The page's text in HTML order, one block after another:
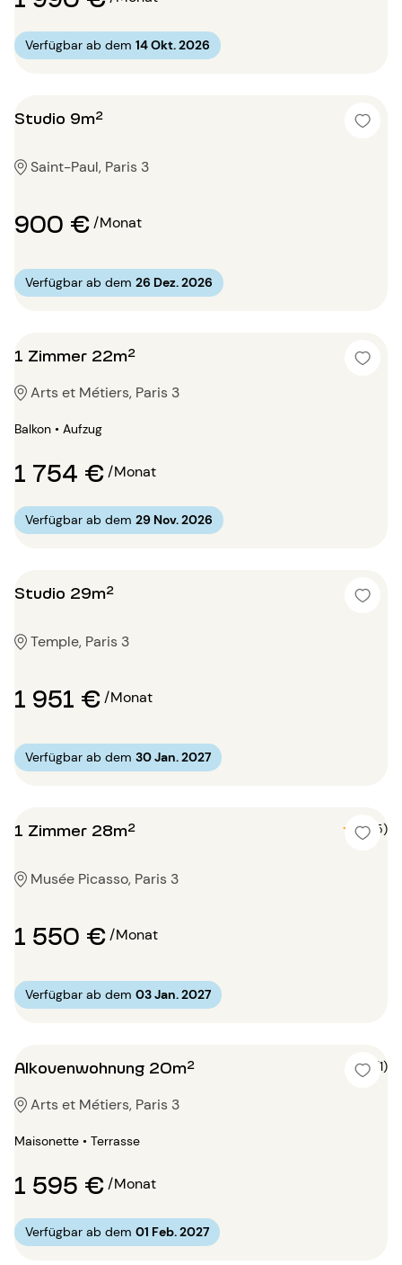
Verfügbar ab dem 14 Okt. 2026
Studio 9m²
Saint-Paul, Paris 3
900 €/Monat
Verfügbar ab dem 26 Dez. 2026
1 Zimmer 22m²
Arts et Métiers, Paris 3
Balkon • Aufzug
1 754 €/Monat
Verfügbar ab dem 29 Nov. 2026
Studio 29m²
Temple, Paris 3
1 951 €/Monat
Verfügbar ab dem 30 Jan. 2027
1 Zimmer 28m² 5 (5)
Musée Picasso, Paris 3
1 550 €/Monat
Verfügbar ab dem 03 Jan. 2027
Alkovenwohnung 20m² 4 (1)
Arts et Métiers, Paris 3
Maisonette • Terrasse
1 595 €/Monat
Verfügbar ab dem 01 Feb. 2027